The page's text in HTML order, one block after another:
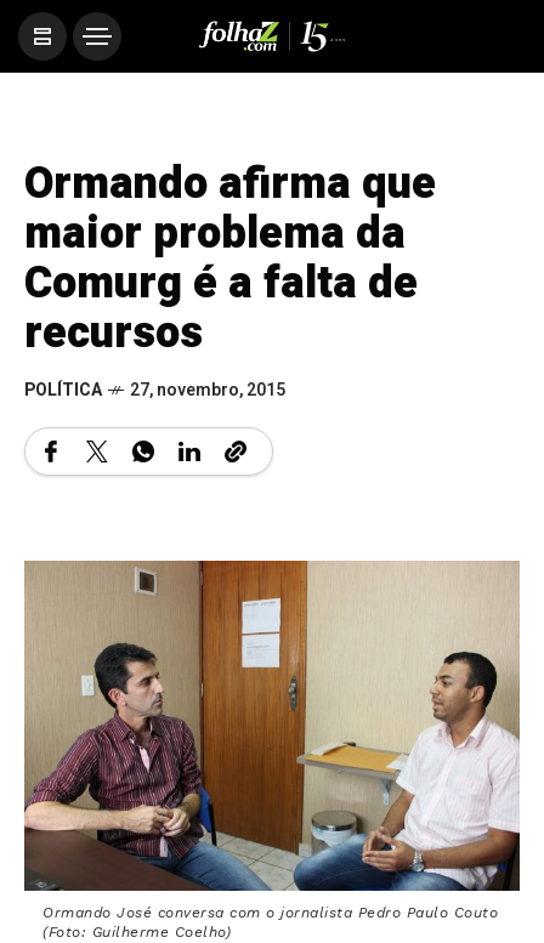
Ormando afirma que
maior problema da
Comurg é a falta de
recursos
POLÍTICA 27, novembro, 2015
Ormando José conversa com o jornalista Pedro Paulo Couto
(Foto: Guilherme Coelho)